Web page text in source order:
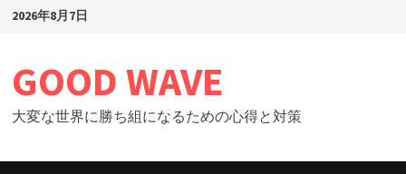
Skip2026年8月7日
GOOD WAVE
大変な世界に勝ち組になるための心得と対策